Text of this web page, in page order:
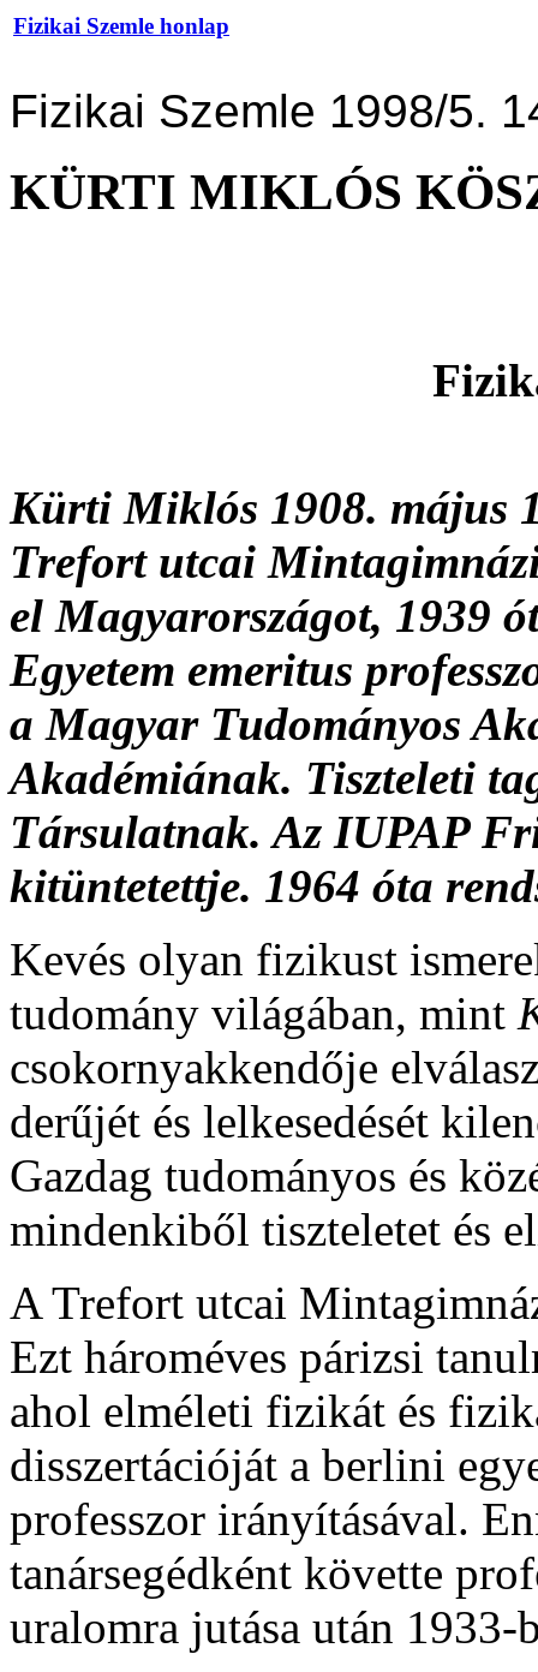
Fizikai Szemle honlap
Fizikai Szemle 1998/5.
KÜRTI MIKLÓS
Kürti Miklós 1908. május
Trefort utcai
el Magyarországot, 1939
Egyetem emeritus
a Magyar Tudományos
Akadémiának. Tiszteleti
Társulatnak. Az IUPAP
kitüntetettje. 1964 óta
Kevés olyan fizikust
tudomány világában, mint
csokornyakkendője
derűjét és lelkesedését
Gazdag tudományos és
mindenkiből tiszteletet és
A Trefort utcai
Ezt hároméves párizsi
ahol elméleti fizikát és
disszertációját a berlini
professzor irányításával.
tanársegédként követte
uralomra jutása után 1933-